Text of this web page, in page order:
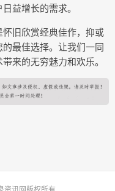
益增长的需求。
旧欣赏经典佳作，抑或
最佳选择。让我们一同
来的无穷魅力和欢乐。